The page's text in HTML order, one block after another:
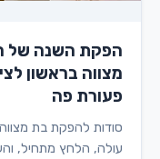
הפקת השנה של
מצווה בראשון
פעורת פה
סודות להפקת בת
עולה, הלחץ מתחיל,